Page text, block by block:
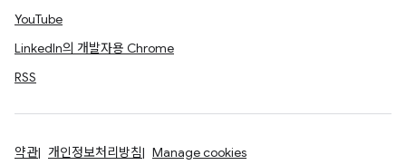
YouTube
LinkedIn의 개발자용 Chrome
RSS
약관 개인정보처리방침 Manage cookies